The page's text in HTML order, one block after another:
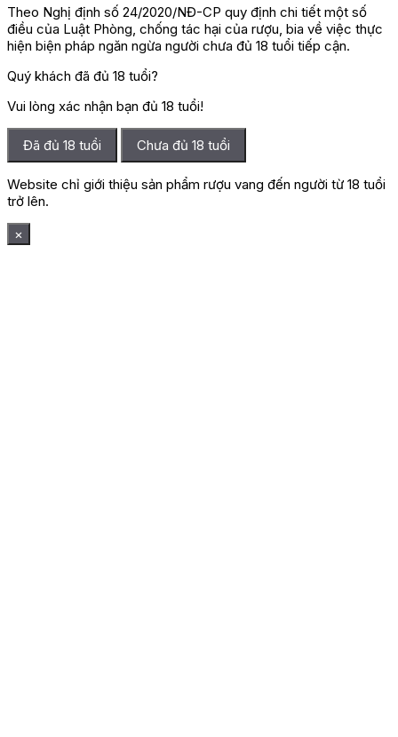
Theo Nghị định số 24/2020/NĐ-CP quy định chi tiết một số
điều của Luật Phòng, chống tác hại của rượu, bia về việc thực
hiện biện pháp ngăn ngừa người chưa đủ 18 tuổi tiếp cận.
Quý khách đã đủ 18 tuổi?
Vui lòng xác nhận bạn đủ 18 tuổi!
Đã đủ 18 tuổi Chưa đủ 18 tuổi
Website chỉ giới thiệu sản phẩm rượu vang đến người từ 18 tuổi
trở lên.
×